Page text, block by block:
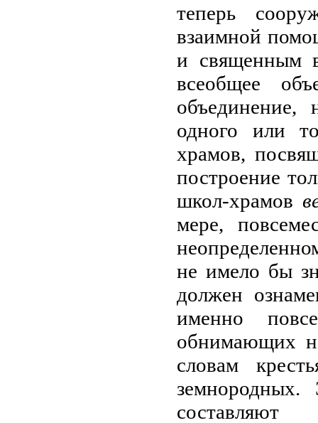
теперь
взаимной
и священным
всеобщее
объединение,
одного или
храмов,
построение
школ-храмов
мере,
не имело бы
должен
именно
обнимающих
словам